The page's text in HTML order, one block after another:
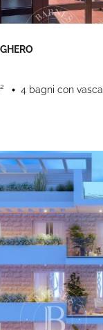
4 bagni con vasca